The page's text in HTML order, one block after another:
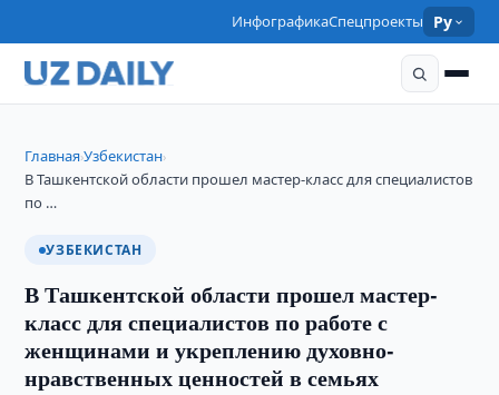
ИнфографикаСпецпроекты Ру
Главная›Узбекистан›
В Ташкентской области прошел мастер-класс для специалистов
по …
УЗБЕКИСТАН
В Ташкентской области прошел мастер-
класс для специалистов по работе с
женщинами и укреплению духовно-
нравственных ценностей в семьях